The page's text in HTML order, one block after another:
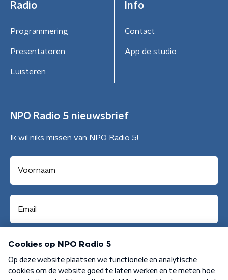
Radio
Programmering
Presentatoren
Luisteren
Info
Contact
App de studio
NPO Radio 5 nieuwsbrief
Ik wil niks missen van NPO Radio 5!
Aanmelden